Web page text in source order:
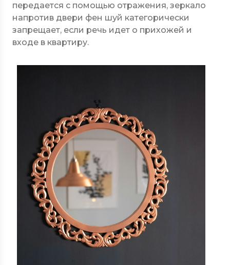
передается с помощью отражения, зеркало
напротив двери фен шуй категорически
запрещает, если речь идет о прихожей и
входе в квартиру.